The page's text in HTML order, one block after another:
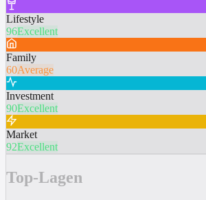
Lifestyle
96Excellent
Family
60Average
Investment
90Excellent
Market
92Excellent
Top-Lagen